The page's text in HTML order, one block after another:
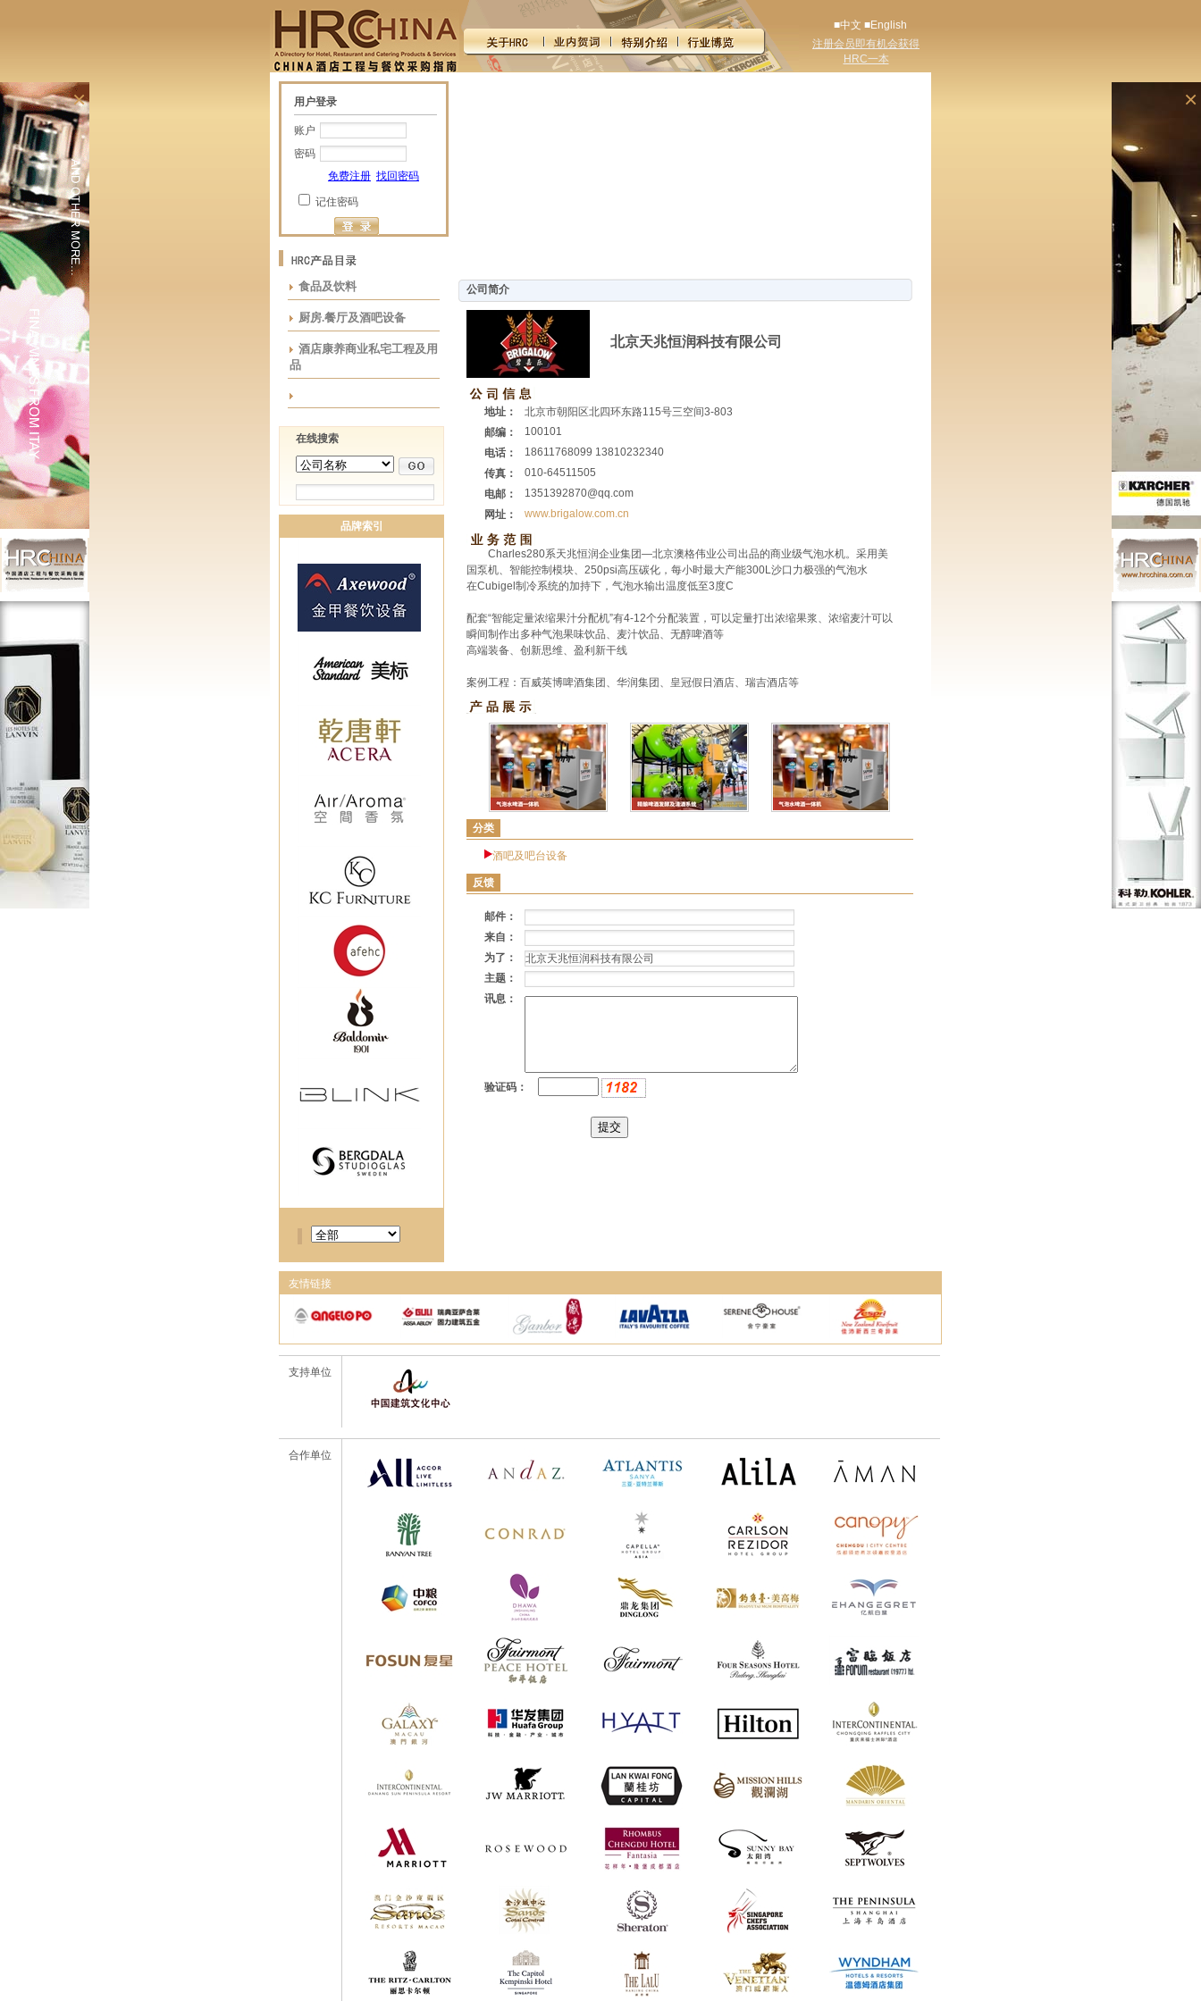
× ×
■中文 ■English
注册会员即有机会获得
HRC一本
用户登录
账户
密码
免费注册 找回密码
记住密码
食品及饮料
厨房.餐厅及酒吧设备
酒店康养商业私宅工程及用
品
在线搜索
品牌索引
公司简介
北京天兆恒润科技有限公司
地址：
北京市朝阳区北四环东路115号三空间3-803
邮编：
100101
电话：
18611768099 13810232340
传真：
010-64511505
电邮：
1351392870@qq.com
网址：
www.brigalow.com.cn
Charles280系天兆恒润企业集团—北京澳格伟业公司出品的商业级气泡水机。采用美
国泵机、智能控制模块、250psi高压碳化，每小时最大产能300L沙口力极强的气泡水
在Cubigel制冷系统的加持下，气泡水输出温度低至3度C
配套“智能定量浓缩果汁分配机”有4-12个分配装置，可以定量打出浓缩果浆、浓缩麦汁可以
瞬间制作出多种气泡果味饮品、麦汁饮品、无醇啤酒等
高端装备、创新思维、盈利新干线
案例工程：百威英博啤酒集团、华润集团、皇冠假日酒店、瑞吉酒店等
分类
酒吧及吧台设备
反馈
邮件：
来自：
为了：
主题：
讯息：
验证码：
友情链接
支持单位
合作单位